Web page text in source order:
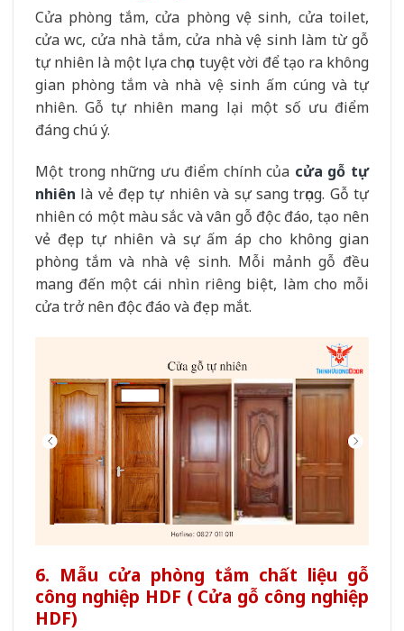
Cửa phòng tắm, cửa phòng vệ sinh, cửa toilet,
cửa wc, cửa nhà tắm, cửa nhà vệ sinh làm từ gỗ
tự nhiên là một lựa chọn tuyệt vời để tạo ra không
gian phòng tắm và nhà vệ sinh ấm cúng và tự
nhiên. Gỗ tự nhiên mang lại một số ưu điểm
đáng chú ý.
Một trong những ưu điểm chính của cửa gỗ tự
nhiên là vẻ đẹp tự nhiên và sự sang trọng. Gỗ tự
nhiên có một màu sắc và vân gỗ độc đáo, tạo nên
vẻ đẹp tự nhiên và sự ấm áp cho không gian
phòng tắm và nhà vệ sinh. Mỗi mảnh gỗ đều
mang đến một cái nhìn riêng biệt, làm cho mỗi
cửa trở nên độc đáo và đẹp mắt.
6. Mẫu cửa phòng tắm chất liệu gỗ
công nghiệp HDF ( Cửa gỗ công nghiệp
HDF)